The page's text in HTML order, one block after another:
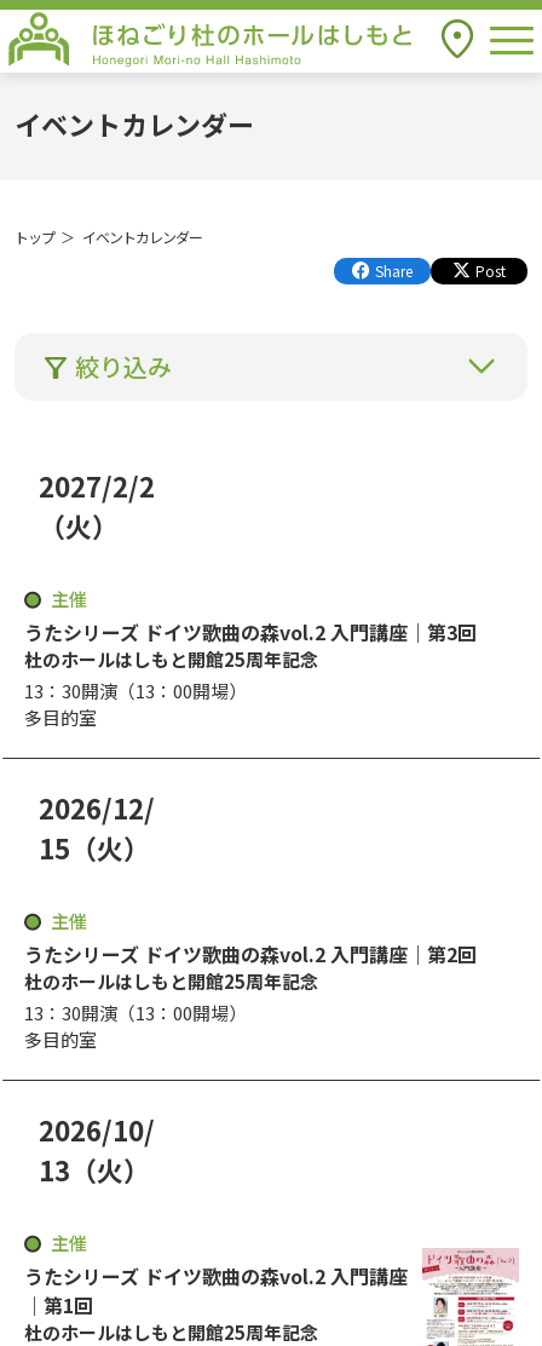
ほねごり杜のホールはしもと Honegori
Mori-no Hall Hashimoto
アクセス
イベントカレンダー
トップ
イベントカレンダー
Share
Post
絞り込み
2027/
年
2/
月
2
日
（火）
主催
うたシリーズ ドイツ歌曲の森vol.2 入門講座｜第3回
杜のホールはしもと開館25周年記念
13：30開演（13：00開場）
多目的室
2026/
年
12/
月
15 （火）
主催
うたシリーズ ドイツ歌曲の森vol.2 入門講座｜第2回
杜のホールはしもと開館25周年記念
13：30開演（13：00開場）
多目的室
2026/
年
10/
月
13 （火）
主催
うたシリーズ ドイツ歌曲の森vol.2 入門講座
｜第1回
杜のホールはしもと開館25周年記念